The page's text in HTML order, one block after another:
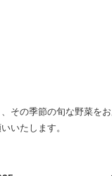
その季節の旬な野菜をお
いたします。